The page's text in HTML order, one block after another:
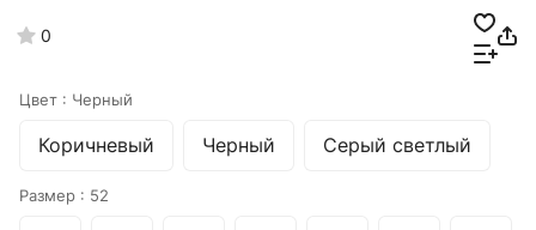
0
Цвет : Черный
Коричневый Черный Серый светлый
Размер : 52